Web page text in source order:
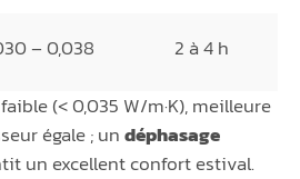
– 0,038
2 à 4 h
(< 0,035 W/m·K), meilleure
égale ; undéphasage
un excellent confort estival.